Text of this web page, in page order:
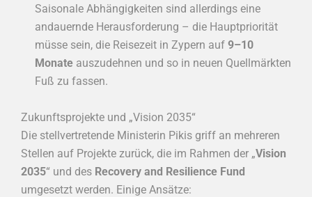
Saisonale Abhängigkeiten sind allerdings eine
andauernde Herausforderung – die Hauptpriorität
müsse sein, die Reisezeit in Zypern auf 9–10
Monate auszudehnen und so in neuen Quellmärkten
Fuß zu fassen.
Zukunftsprojekte und „Vision 2035“
Die stellvertretende Ministerin Pikis griff an mehreren
Stellen auf Projekte zurück, die im Rahmen der „Vision
2035“ und des Recovery and Resilience Fund
umgesetzt werden. Einige Ansätze: